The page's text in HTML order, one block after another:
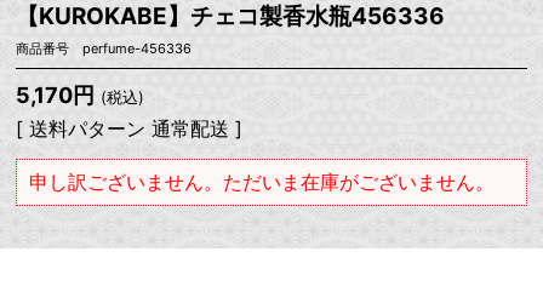
【KUROKABE】チェコ製香水瓶456336
商品番号 perfume-456336
5,170円 (税込)
[ 送料パターン 通常配送 ]
申し訳ございません。ただいま在庫がございません。